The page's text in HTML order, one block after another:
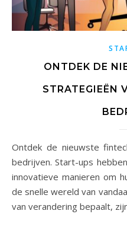
ONTDEK DE
STRATEGIEËN
Ontdek de nieuwste fintech strategieën voor startende
bedrijven. Start-ups
innovatieve manieren om
de snelle wereld van
van verandering bepaalt,